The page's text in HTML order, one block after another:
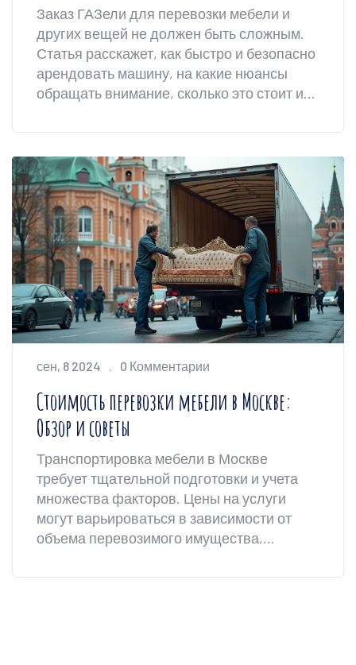
Заказ ГАЗели для перевозки мебели и
других вещей не должен быть сложным.
Статья расскажет, как быстро и безопасно
арендовать машину, на какие нюансы
обращать внимание, сколько это стоит и
чтобы переезд прошёл без лишней
нервотрёпки. Полезные советы, реальные
примеры и свежая информация уже ждут
вас ниже.
сен, 8 2024 0 Комментарии
Стоимость перевозки мебели в Москве:
Обзор и советы
Транспортировка мебели в Москве
требует тщательной подготовки и учета
множества факторов. Цены на услуги
могут варьироваться в зависимости от
объема перевозимого имущества,
статье будут рассмотрены основные